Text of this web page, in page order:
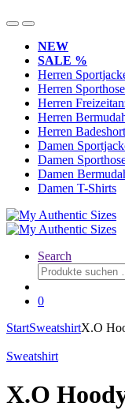
NEW
SALE %
Herren
Herren
Herren
Herren
Herren
Damen
Damen
Damen
Damen T-Shirts
Search
Suchen
nach:
0
StartSweatshirtX.O
Sweatshirt
X.O